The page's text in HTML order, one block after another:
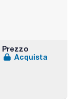
Prezzo
Acquista